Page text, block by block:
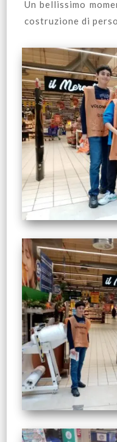
Un bellissimo
costruzione di